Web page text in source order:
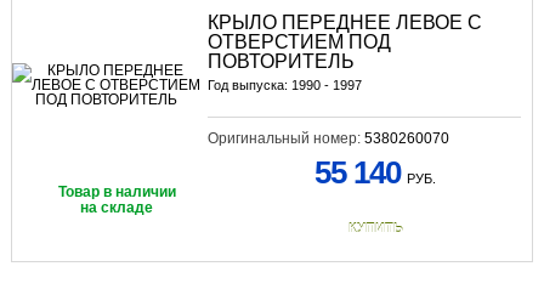
КРЫЛО ПЕРЕДНЕЕ ЛЕВОЕ С
ОТВЕРСТИЕМ ПОД
ПОВТОРИТЕЛЬ
Год выпуска: 1990 - 1997
Оригинальный номер: 5380260070
Товар в наличии
на складе
55 140 РУБ.
КУПИТЬ